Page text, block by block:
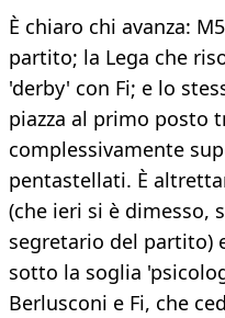
È chiaro chi avanza:
partito; la Lega che
'derby' con Fi; e lo
piazza al primo posto
complessivamente
pentastellati. È
(che ieri si è dimesso,
segretario del partito)
sotto la soglia
Berlusconi e Fi, che